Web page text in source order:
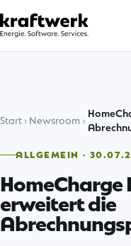
Start Newsroom
ALLGEMEIN ·
HomeCharge
erweitert die